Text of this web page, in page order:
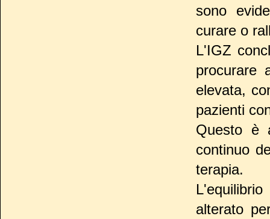
sono
curare o
L'IGZ
procurare
elevata,
pazienti
Questo è
continuo
terapia.
alterato